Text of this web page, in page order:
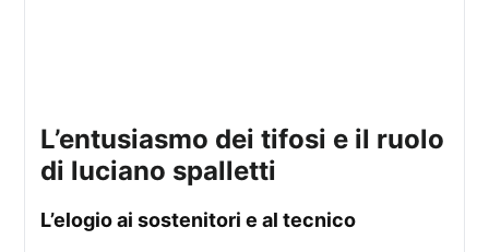
l’entusiasmo dei tifosi e il ruolo
di luciano spalletti
l’elogio ai sostenitori e al tecnico